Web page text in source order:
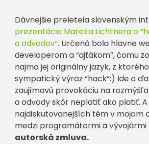
Dávnejšie preletela slovenským
prezentácia Mareka Lichtnera o
a odvodov”. Určená bola hlavne
developerom a “ajťákom”, čomu
najmä jej originálny jazyk, z
sympatický výraz “hack”:) Ide o
zaujímavú provokáciu na
a odvody skôr neplatiť ako platiť. A
najdiskutovanejších tém v mojom
medzi programátormi a vývojármi
autorská zmluva.